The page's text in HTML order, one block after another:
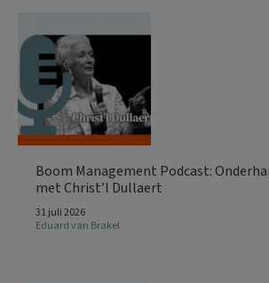
Boom Management Podcast:
met Christ’l Dullaert
31 juli 2026
Eduard van Brakel